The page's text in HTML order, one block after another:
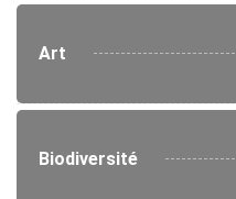
Art
Biodiversité